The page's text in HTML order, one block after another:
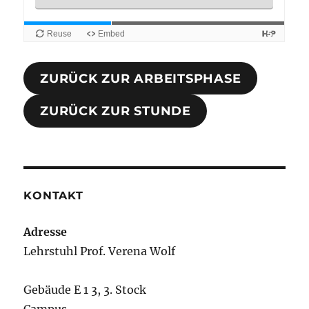
ZURÜCK ZUR ARBEITSPHASE
ZURÜCK ZUR STUNDE
KONTAKT
Adresse
Lehrstuhl Prof. Verena Wolf
Gebäude E 1 3, 3. Stock